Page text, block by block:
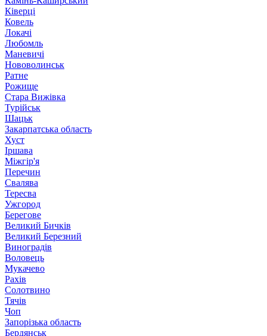
Ківерці
Ковель
Локачі
Любомль
Маневичі
Нововолинськ
Ратне
Рожище
Стара Вижівка
Турійськ
Шацьк
Закарпатська область
Хуст
Іршава
Міжгір'я
Перечин
Свалява
Тересва
Ужгород
Берегове
Великий Бичків
Великий Березний
Виноградів
Воловець
Мукачево
Рахів
Солотвино
Тячів
Чоп
Запорізька область
Бердянськ